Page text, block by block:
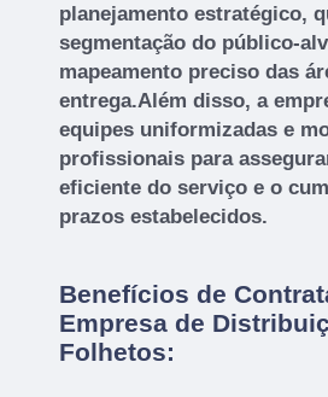
planejamento estratégico,
segmentação do público-
mapeamento preciso das
entrega.Além disso, a
equipes uniformizadas e
profissionais para
eficiente do serviço e o
prazos estabelecidos.
Benefícios de
Empresa de
Folhetos: